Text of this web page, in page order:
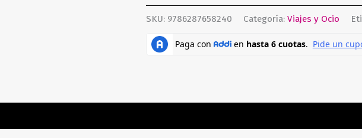
SKU: 9786287658240 Categoría:Viajes y Ocio